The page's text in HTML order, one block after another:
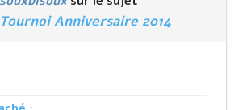
Anniversaire 2014